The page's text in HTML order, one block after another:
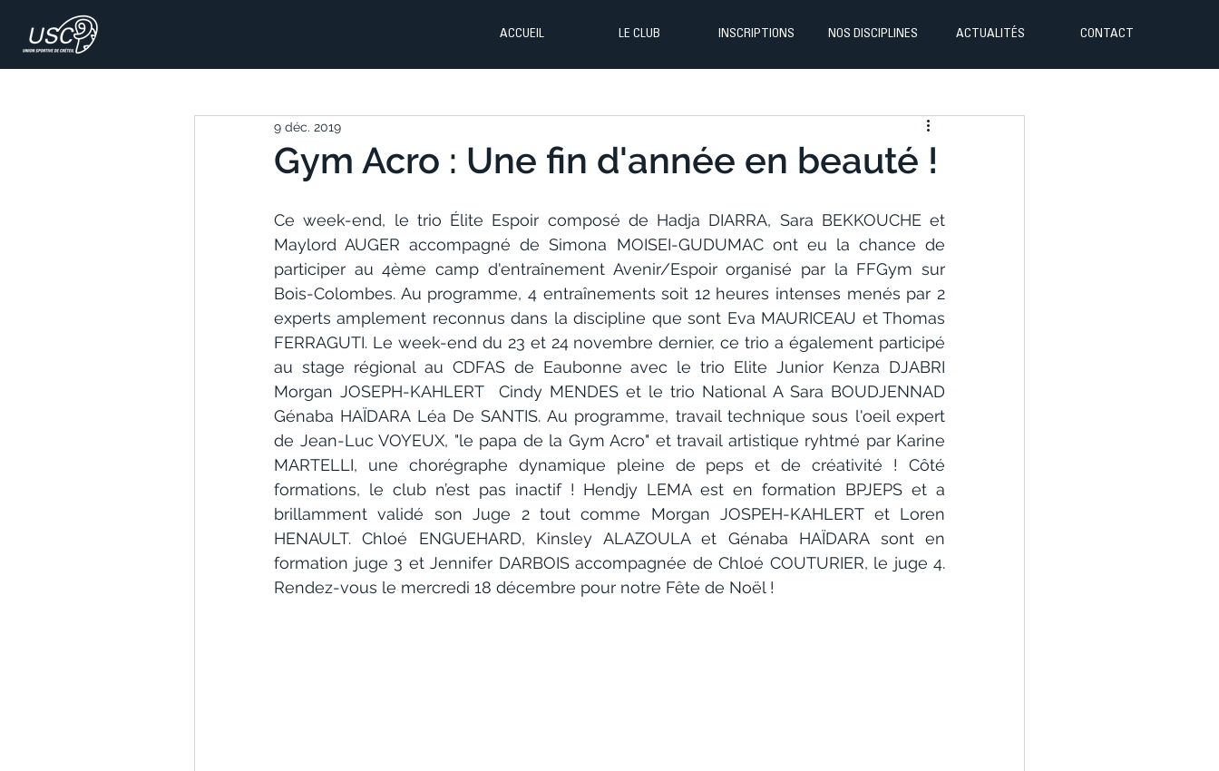
ACCUEIL LE CLUB INSCRIPTIONS NOS DISCIPLINES ACTUALITÉS CONTACT
Gym Acro : Une fin d'année en beauté !
9 déc. 2019
Ce week-end, le trio Élite Espoir composé de Hadja DIARRA, Sara BEKKOUCHE et
Maylord AUGER accompagné de Simona MOISEI-GUDUMAC ont eu la chance de
participer au 4ème camp d'entraînement Avenir/Espoir organisé par la FFGym sur
Bois-Colombes. Au programme, 4 entraînements soit 12 heures intenses menés par 2
experts amplement reconnus dans la discipline que sont Eva MAURICEAU et Thomas
FERRAGUTI. Le week-end du 23 et 24 novembre dernier, ce trio a également participé
au stage régional au CDFAS de Eaubonne avec le trio Elite Junior Kenza DJABRI
Morgan JOSEPH-KAHLERT  Cindy MENDES et le trio National A Sara BOUDJENNAD
Génaba HAÏDARA Léa De SANTIS. Au programme, travail technique sous l'oeil expert
de Jean-Luc VOYEUX, "le papa de la Gym Acro" et travail artistique ryhtmé par Karine
MARTELLI, une chorégraphe dynamique pleine de peps et de créativité ! Côté
formations, le club n’est pas inactif ! Hendjy LEMA est en formation BPJEPS et a
brillamment validé son Juge 2 tout comme Morgan JOSPEH-KAHLERT et Loren
HENAULT. Chloé ENGUEHARD, Kinsley ALAZOULA et Génaba HAÏDARA sont en
formation juge 3 et Jennifer DARBOIS accompagnée de Chloé COUTURIER, le juge 4.
Rendez-vous le mercredi 18 décembre pour notre Fête de Noël !